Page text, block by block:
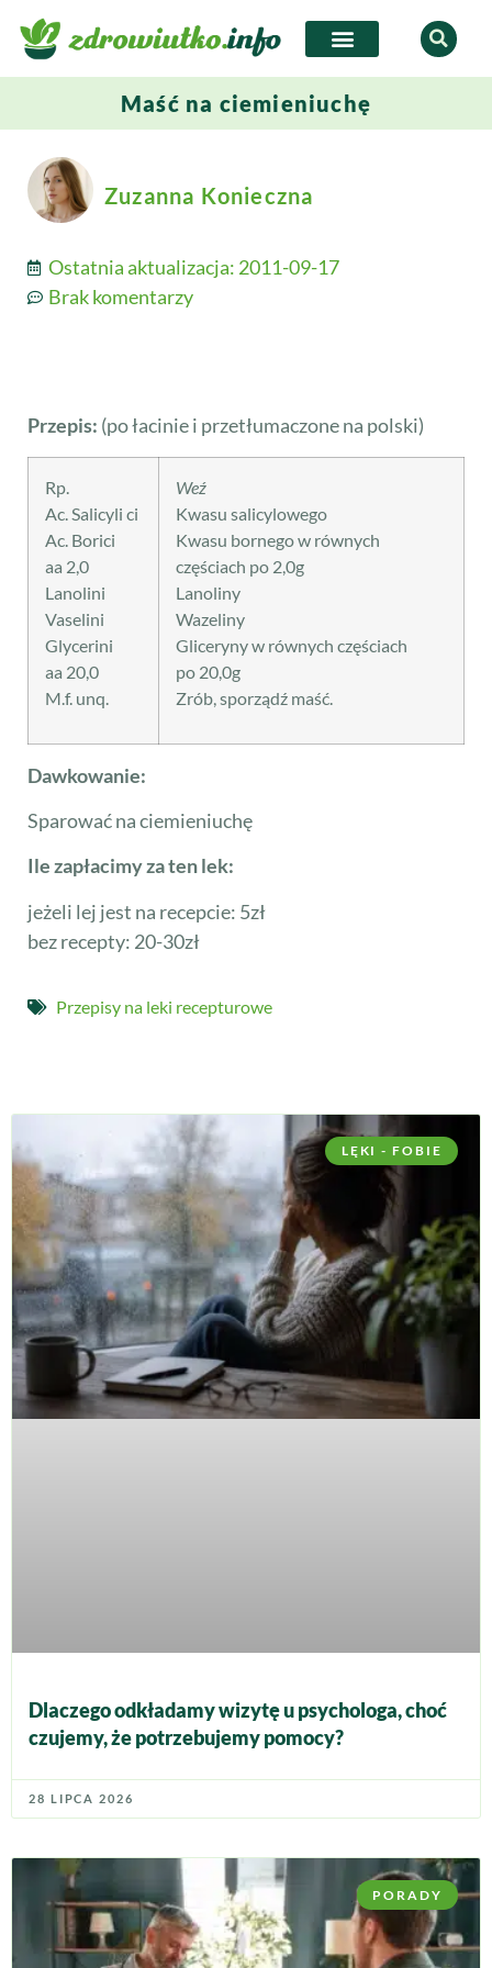
Maść na ciemieniuchę
Zuzanna Konieczna
Ostatnia aktualizacja: 2011-09-17
Brak komentarzy
Przepis: (po łacinie i przetłumaczone na polski)
Rp.
Ac. Salicyli ci
Ac. Borici
aa 2,0
Lanolini
Vaselini
Glycerini
aa 20,0
M.f. unq.
Weź
Kwasu salicylowego
Kwasu bornego w równych
częściach po 2,0g
Lanoliny
Wazeliny
Gliceryny w równych częściach
po 20,0g
Zrób, sporządź maść.
Dawkowanie:
Sparować na ciemieniuchę
Ile zapłacimy za ten lek:
jeżeli lej jest na recepcie: 5zł
bez recepty: 20-30zł
Przepisy na leki recepturowe
LĘKI - FOBIE
Dlaczego odkładamy wizytę u psychologa, choć
czujemy, że potrzebujemy pomocy?
28 LIPCA 2026
PORADY